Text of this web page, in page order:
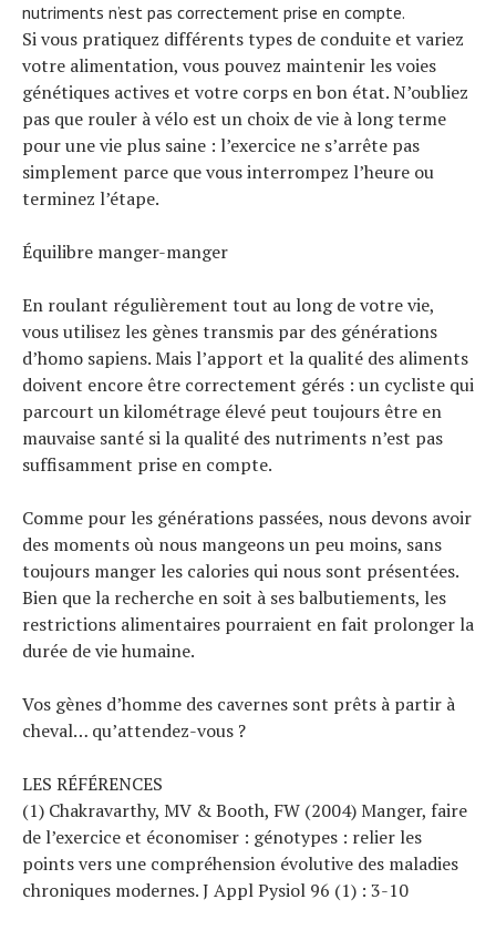
nutriments n’est pas correctement prise en compte.
Si vous pratiquez différents types de conduite et variez
votre alimentation, vous pouvez maintenir les voies
génétiques actives et votre corps en bon état. N’oubliez
pas que rouler à vélo est un choix de vie à long terme
pour une vie plus saine : l’exercice ne s’arrête pas
simplement parce que vous interrompez l’heure ou
terminez l’étape.
Équilibre manger-manger
En roulant régulièrement tout au long de votre vie,
vous utilisez les gènes transmis par des générations
d’homo sapiens. Mais l’apport et la qualité des aliments
doivent encore être correctement gérés : un cycliste qui
parcourt un kilométrage élevé peut toujours être en
mauvaise santé si la qualité des nutriments n’est pas
suffisamment prise en compte.
Comme pour les générations passées, nous devons avoir
des moments où nous mangeons un peu moins, sans
toujours manger les calories qui nous sont présentées.
Bien que la recherche en soit à ses balbutiements, les
restrictions alimentaires pourraient en fait prolonger la
durée de vie humaine.
Vos gènes d’homme des cavernes sont prêts à partir à
cheval… qu’attendez-vous ?
LES RÉFÉRENCES
(1) Chakravarthy, MV & Booth, FW (2004) Manger, faire
de l’exercice et économiser : génotypes : relier les
points vers une compréhension évolutive des maladies
chroniques modernes. J Appl Pysiol 96 (1) : 3-10